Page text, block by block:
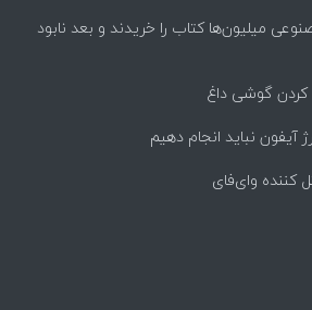
میلیون‌ها کتاب را خریدند و بعد نابود
کردن گوشی داغ
آیفون نباید انجام دهیم
وای‌فای